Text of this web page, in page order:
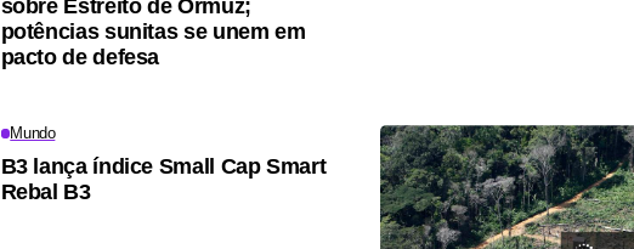
sobre Estreito de Ormuz;
potências sunitas se unem em
pacto de defesa
Mundo
B3 lança índice Small Cap Smart
Rebal B3